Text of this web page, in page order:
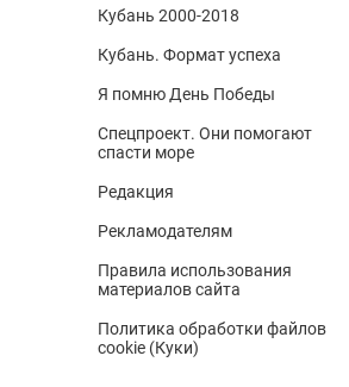
Кубань 2000-2018
Кубань. Формат успеха
Я помню День Победы
Спецпроект. Они помогают
спасти море
Редакция
Рекламодателям
Правила использования
материалов сайта
Политика обработки файлов
cookie (Куки)